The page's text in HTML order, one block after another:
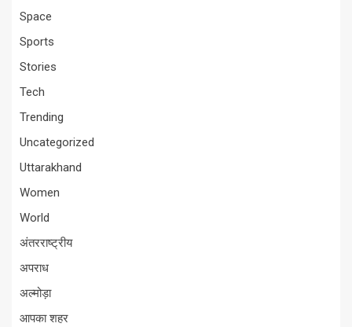
Space
Sports
Stories
Tech
Trending
Uncategorized
Uttarakhand
Women
World
अंतरराष्ट्रीय
अपराध
अल्मोड़ा
आपका शहर